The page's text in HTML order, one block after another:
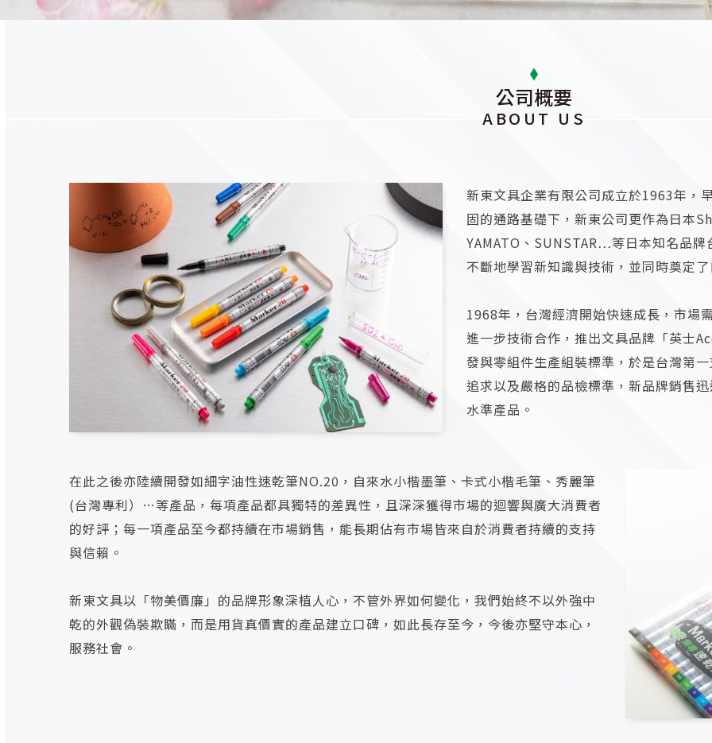
公司概要
ABOUT US
新東文具企業有限公司成立於1963年，
固的通路基礎下，新東公司更作為日
YAMATO、SUNSTAR…等日本知名品
不斷地學習新知識與技術，並同時奠定
1968年，台灣經濟開始快速成長，市場
進一步技術合作，推出文具品牌「英士
發與零組件生產組裝標準，於是台灣第
追求以及嚴格的品檢標準，新品牌銷售
水準產品。
在此之後亦陸續開發如細字油性速乾筆NO.20，自來水小楷墨筆、卡式小楷毛筆、秀麗筆
(台灣專利）…等產品，每項產品都具獨特的差異性，且深深獲得市場的迴響與廣大消費者
的好評；每一項產品至今都持續在市場銷售，能長期佔有市場皆來自於消費者持續的支持
與信賴。
新東文具以「物美價廉」的品牌形象深植人心，不管外界如何變化，我們始終不以外強中
乾的外觀偽裝欺瞞，而是用貨真價實的產品建立口碑，如此長存至今，今後亦堅守本心，
服務社會。